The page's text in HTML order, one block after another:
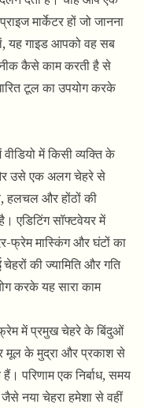
मार्केटर हों जो जानना
यह गाइड आपको वह सब
कैसे काम करती है से
टूल का उपयोग करके
में किसी व्यक्ति के
उसे एक अलग चेहरे से
हलचल और होंठों की
एडिटिंग सॉफ्टवेयर में
फ्रेम मास्किंग और घंटों का
चेहरों की ज्यामिति और गति
करके यह सारा काम
में प्रमुख चेहरे के बिंदुओं
के मुद्रा और प्रकाश से
परिणाम एक निर्बाध, समय
नया चेहरा हमेशा से वहीं